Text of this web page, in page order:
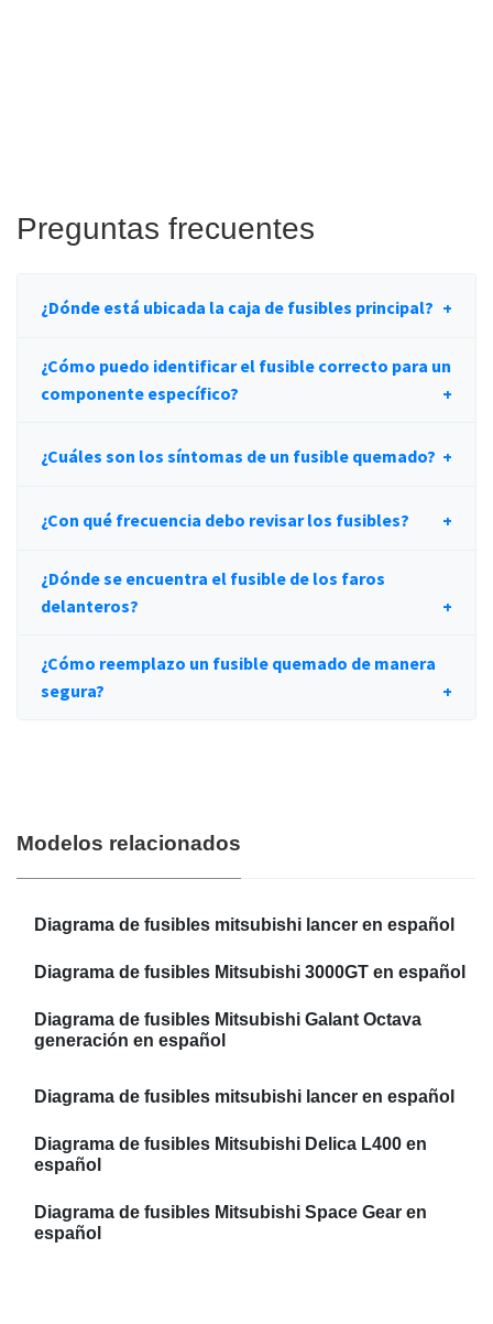
Preguntas frecuentes
¿Dónde está ubicada la caja de fusibles principal?
¿Cómo puedo identificar el fusible correcto para un
componente específico?
¿Cuáles son los síntomas de un fusible quemado?
¿Con qué frecuencia debo revisar los fusibles?
¿Dónde se encuentra el fusible de los faros
delanteros?
¿Cómo reemplazo un fusible quemado de manera
segura?
Modelos relacionados
Diagrama de fusibles mitsubishi lancer en español
Diagrama de fusibles Mitsubishi 3000GT en español
Diagrama de fusibles Mitsubishi Galant Octava
generación en español
Diagrama de fusibles mitsubishi lancer en español
Diagrama de fusibles Mitsubishi Delica L400 en
español
Diagrama de fusibles Mitsubishi Space Gear en
español